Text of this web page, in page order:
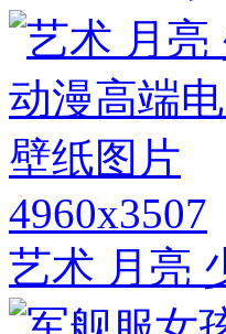
4960x3507
艺术 月亮